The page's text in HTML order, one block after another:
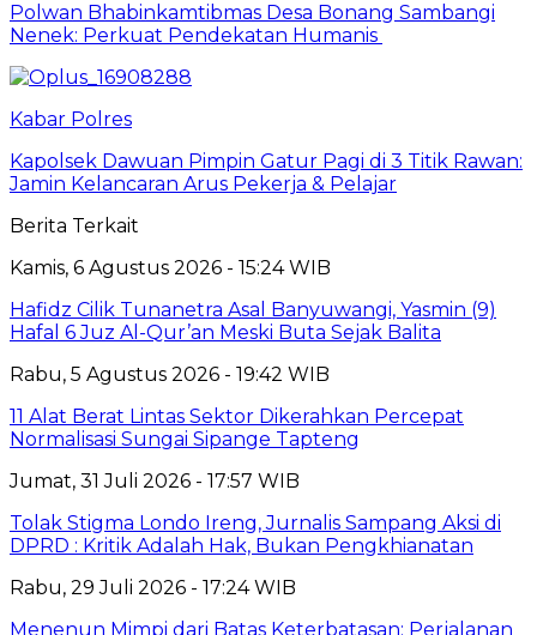
Polwan Bhabinkamtibmas Desa Bonang Sambangi
Nenek: Perkuat Pendekatan Humanis
Kabar Polres
Kapolsek Dawuan Pimpin Gatur Pagi di 3 Titik Rawan:
Jamin Kelancaran Arus Pekerja & Pelajar
Berita Terkait
Kamis, 6 Agustus 2026 - 15:24 WIB
Hafidz Cilik Tunanetra Asal Banyuwangi, Yasmin (9)
Hafal 6 Juz Al-Qur’an Meski Buta Sejak Balita
Rabu, 5 Agustus 2026 - 19:42 WIB
11 Alat Berat Lintas Sektor Dikerahkan Percepat
Normalisasi Sungai Sipange Tapteng
Jumat, 31 Juli 2026 - 17:57 WIB
Tolak Stigma Londo Ireng, Jurnalis Sampang Aksi di
DPRD : Kritik Adalah Hak, Bukan Pengkhianatan
Rabu, 29 Juli 2026 - 17:24 WIB
Menenun Mimpi dari Batas Keterbatasan: Perjalanan